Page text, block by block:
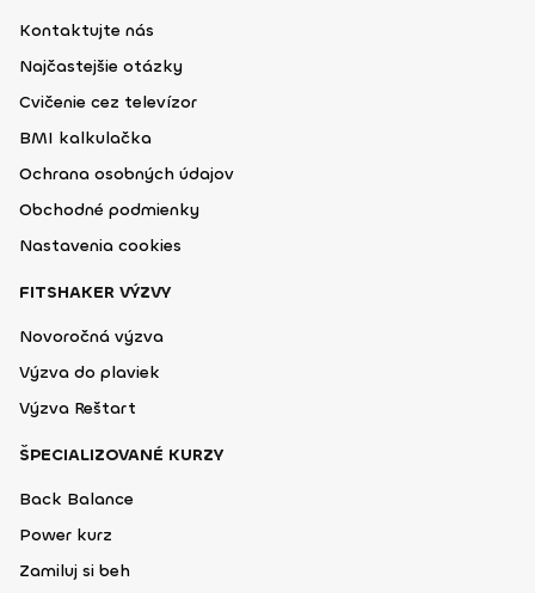
Kontaktujte nás
Najčastejšie otázky
Cvičenie cez televízor
BMI kalkulačka
Ochrana osobných údajov
Obchodné podmienky
Nastavenia cookies
FITSHAKER VÝZVY
Novoročná výzva
Výzva do plaviek
Výzva Reštart
ŠPECIALIZOVANÉ KURZY
Back Balance
Power kurz
Zamiluj si beh